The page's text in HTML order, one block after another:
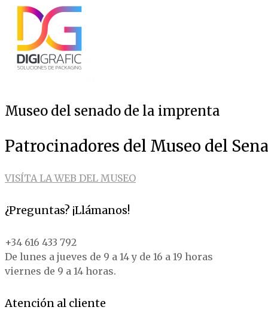
Museo del senado de la imprenta
Patrocinadores del Museo del
VISÍTA LA WEB DEL MUSEO
¿Preguntas? ¡Llámanos!
+34 616 433 792
De lunes a jueves de 9 a 14 y de 16 a 19 horas
viernes de 9 a 14 horas.
Atención al cliente